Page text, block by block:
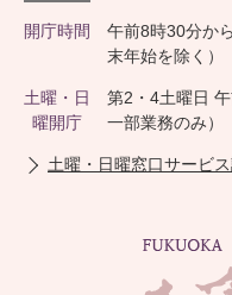
開庁時間
午前8時30分か
末年始を除く）
土曜・日
曜開庁
第2・4土曜日
一部業務のみ）
土曜・日曜窓口サービ